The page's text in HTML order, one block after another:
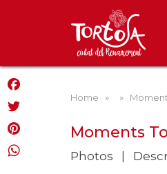
Home » »
Moments
Photos
Facebook
Twitter
Pinterest